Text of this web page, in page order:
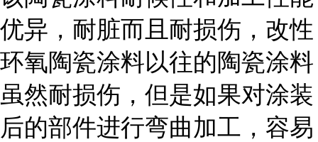
优异，耐脏而且耐损伤，改性
环氧陶瓷涂料以往的陶瓷涂料
虽然耐损伤，但是如果对涂装
后的部件进行弯曲加工，容易